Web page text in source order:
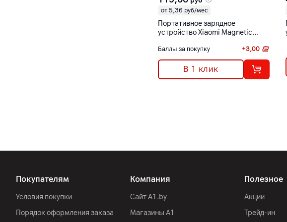
от 5,36 руб/мес
Портативное зарядное
устройство Xiaomi Magnetic
встроенным кабелем
[WPB1007Z]
Баллы за покупку +3,00
В 1 клик
Покупателям
Условия покупки
Порядок оформления заказа
Компания
Сайт A1.by
Магазины А1
Полезное
Акции
Трейд-ин